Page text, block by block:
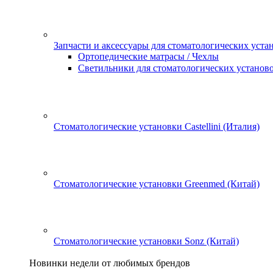
Запчасти и аксессуары для стоматологических
Ортопедические матрасы / Чехлы
Светильники для стоматологических
Стоматологические установки Castellini (Италия)
Стоматологические установки Greenmed (Китай)
Стоматологические установки Sonz (Китай)
Новинки недели от любимых брендов